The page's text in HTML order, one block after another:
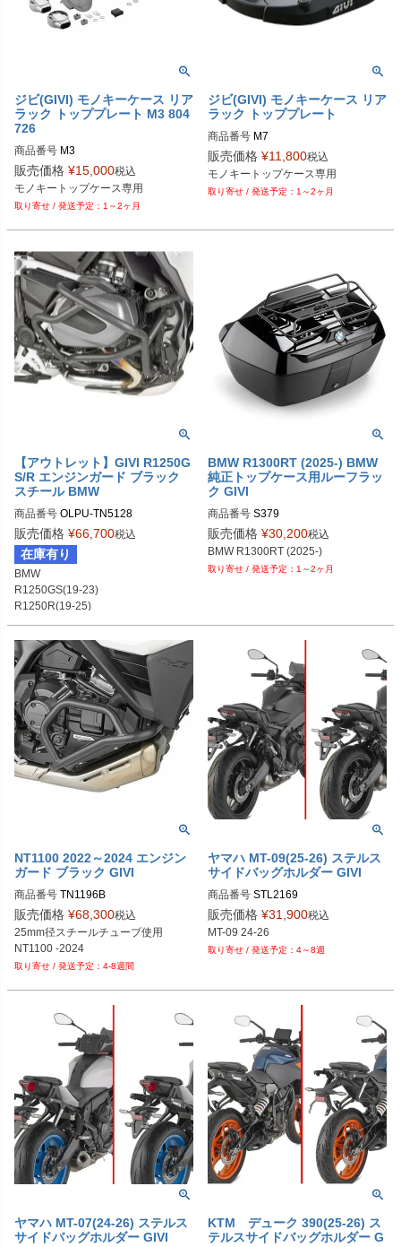
ジビ(GIVI) モノキーケース リア
ラック トッププレート M3 804
726
商品番号 M3
販売価格 ¥15,000税込
モノキートップケース専用
1～2ヶ月
ジビ(GIVI) モノキーケース リア
ラック トッププレート
商品番号 M7
販売価格 ¥11,800税込
モノキートップケース専用
1～2ヶ月
【アウトレット】GIVI R1250G
S/R エンジンガード ブラック
スチール BMW
商品番号 OLPU-TN5128
販売価格 ¥66,700税込
在庫有り
BMW
R1250GS(19-23)
R1250R(19-25)
BMW R1300RT (2025-) BMW
純正トップケース用ルーフラッ
ク GIVI
商品番号 S379
販売価格 ¥30,200税込
BMW R1300RT (2025-)
1～2ヶ月
NT1100 2022～2024 エンジン
ガード ブラック GIVI
商品番号 TN1196B
販売価格 ¥68,300税込
25mm径スチールチューブ使用
NT1100 -2024
4-8週間
ヤマハ MT-09(25-26) ステルス
サイドバッグホルダー GIVI
商品番号 STL2169
販売価格 ¥31,900税込
MT-09 24-26
4～8週
ヤマハ MT-07(24-26) ステルス
サイドバッグホルダー GIVI
KTM デューク 390(25-26) ス
テルスサイドバッグホルダー G